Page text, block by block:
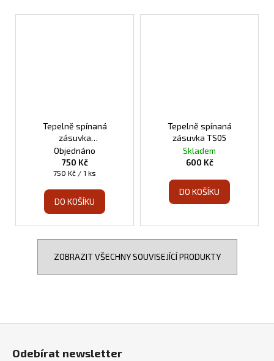
Tepelně spínaná
zásuvka
programovatelná TS10
Objednáno
750 Kč
Měrná
750 Kč / 1 ks
DO KOŠÍKU
Tepelně spínaná
zásuvka TS05
Skladem
600 Kč
DO KOŠÍKU
ZOBRAZIT VŠECHNY SOUVISEJÍCÍ PRODUKTY
Odebírat newsletter